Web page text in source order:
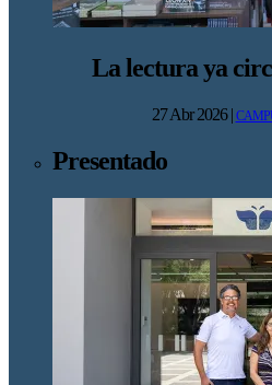
La lectura ya
27 Abr 2026|
Presentado